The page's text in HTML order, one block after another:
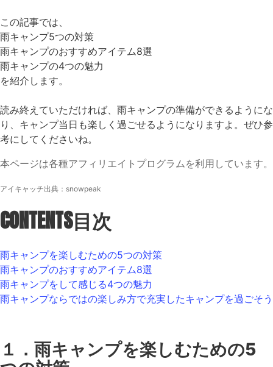
この記事では、
雨キャンプ5つの対策
雨キャンプのおすすめアイテム8選
雨キャンプの4つの魅力
を紹介します。
読み終えていただければ、雨キャンプの準備ができるようにな
り、キャンプ当日も楽しく過ごせるようになりますよ。ぜひ参
考にしてくださいね。
本ページは各種アフィリエイトプログラムを利用しています。
アイキャッチ出典： snowpeak
CONTENTS目次
雨キャンプを楽しむための5つの対策
雨キャンプのおすすめアイテム8選
雨キャンプをして感じる4つの魅力
雨キャンプならではの楽しみ方で充実したキャンプを過ごそう
１．雨キャンプを楽しむための5